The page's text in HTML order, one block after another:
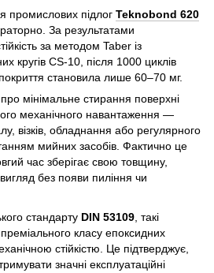
промислових підлог Teknobond 620
За результатами
за методом Taber із
кругів CS-10, після 1000 циклів
становила лише 60–70 мг.
мінімальне стирання поверхні
механічного навантаження —
візків, обладнання або регулярного
мийних засобів. Фактично це
час зберігає свою товщину,
вигляд без появи пиління чи
стандарту DIN 53109 , такі
класу епоксидних
стійкістю. Це підтверджує,
значні експлуатаційні